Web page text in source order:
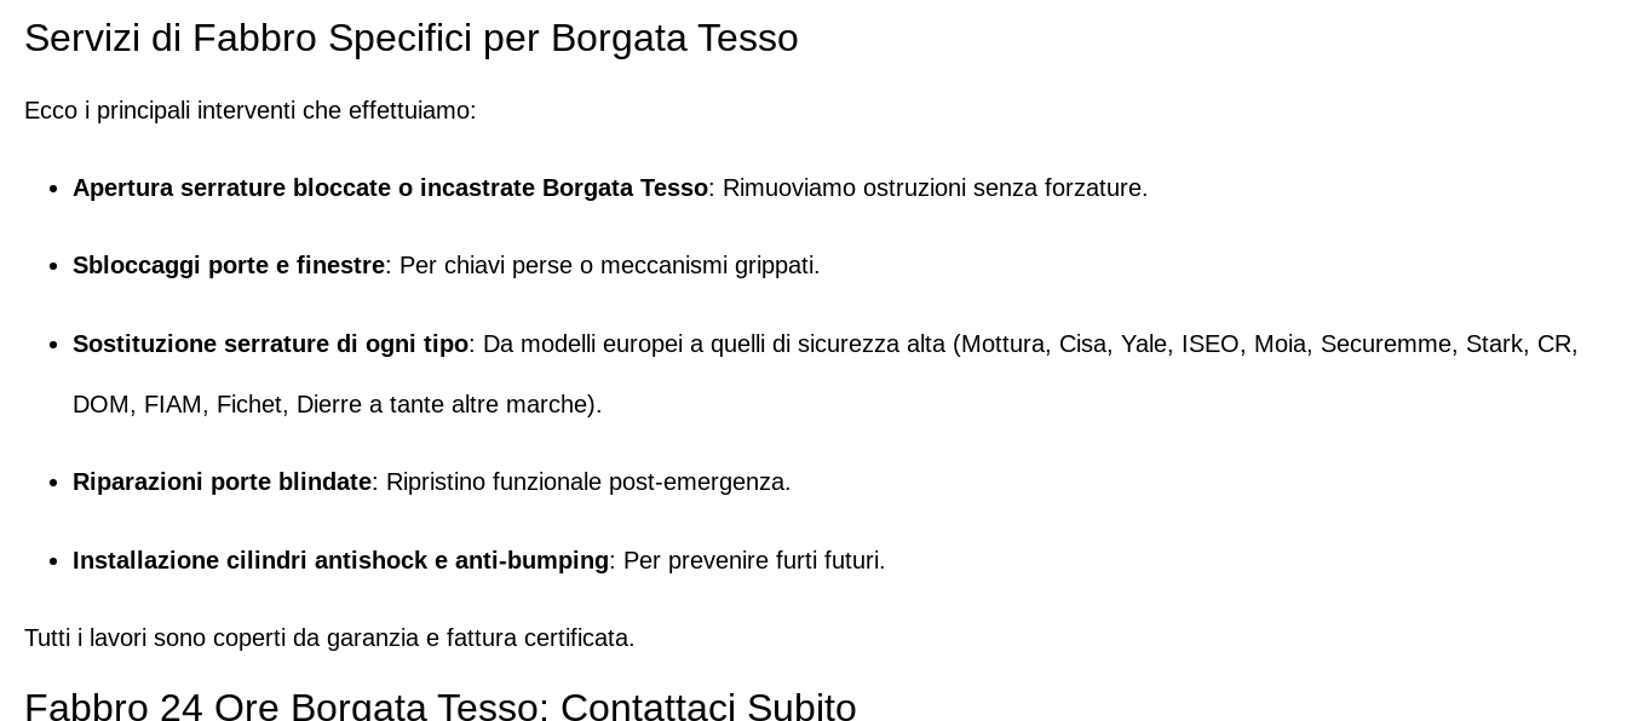
Servizi di Fabbro Specifici per Borgata Tesso
Ecco i principali interventi che effettuiamo:
Apertura serrature bloccate o incastrate Borgata Tesso: Rimuoviamo ostruzioni senza forzature.
Sbloccaggi porte e finestre: Per chiavi perse o meccanismi grippati.
Sostituzione serrature di ogni tipo: Da modelli europei a quelli di sicurezza alta (Mottura, Cisa, Yale, ISEO, Moia, Securemme, Stark, CR,
DOM, FIAM, Fichet, Dierre a tante altre marche).
Riparazioni porte blindate: Ripristino funzionale post-emergenza.
Installazione cilindri antishock e anti-bumping: Per prevenire furti futuri.
Tutti i lavori sono coperti da garanzia e fattura certificata.
Fabbro 24 Ore Borgata Tesso: Contattaci Subito